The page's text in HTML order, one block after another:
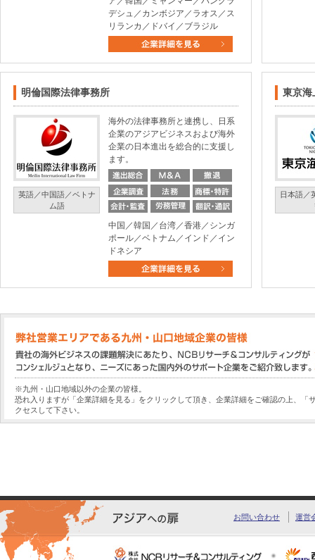
デシュ／カンボジア／ラオス／ス
リランカ／ドバイ／ブラジル
明倫国際法律事務所
英語／中国語／ベトナ
ム語
海外の法律事務所と連携し、日系
企業のアジアビジネスおよび海外
企業の日本進出を総合的に支援し
ます。
中国／韓国／台湾／香港／シンガ
ポール／ベトナム／インド／イン
ドネシア
東京海
日本語／
※九州・山口地域以外の企業の皆様。
恐れ入りますが「企業詳細を見る」をクリックして頂き、企業詳細をご確認の上、「
クセスして下さい。
お問い合わせ 運営